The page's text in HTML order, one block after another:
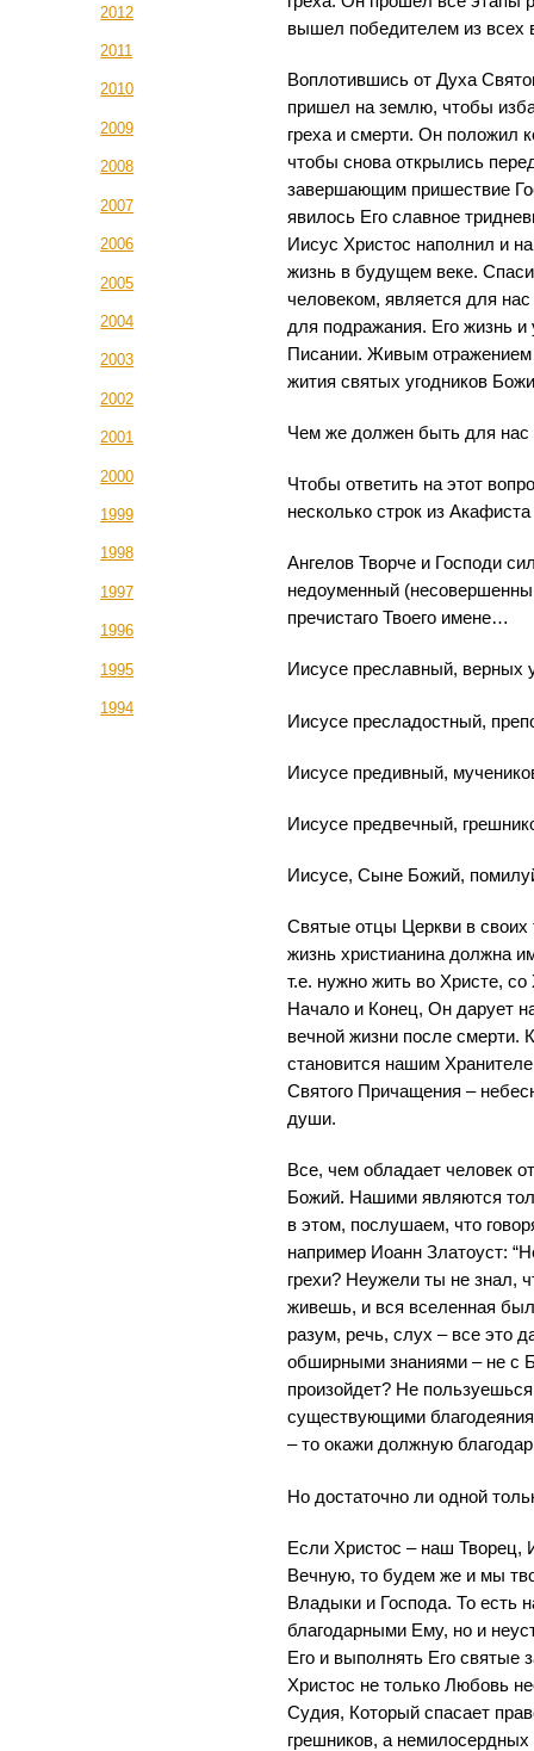
2012
2011
2010
2009
2008
2007
2006
2005
2004
2003
2002
2001
2000
1999
1998
1997
1996
1995
1994
вышел победителем из
Воплотившись от Духа
пришел на землю, чтобы
греха и смерти. Он положил
чтобы снова открылись
завершающим пришествие
явилось Его славное
Иисус Христос наполнил и
жизнь в будущем веке.
человеком, является для
для подражания. Его жизнь
Писании. Живым
жития святых угодников
Чем же должен быть для нас
Чтобы ответить на этот
несколько строк из
Ангелов Творче и Господи
недоуменный
пречистаго Твоего имене…
Иисусе преславный, верных
Иисусе пресладостный,
Иисусе предивный,
Иисусе предвечный,
Иисусе, Сыне Божий,
Святые отцы Церкви в своих
жизнь христианина должна
т.е. нужно жить во Христе,
Начало и Конец, Он дарует
вечной жизни после
становится нашим
Святого Причащения –
души.
Все, чем обладает человек
Божий. Нашими являются
в этом, послушаем, что
например Иоанн Златоуст:
грехи? Неужели ты не знал,
живешь, и вся вселенная
разум, речь, слух – все это
обширными знаниями – не с
произойдет? Не
существующими
– то окажи должную
Но достаточно ли одной
Если Христос – наш
Вечную, то будем же и мы
Владыки и Господа. То есть
благодарными Ему, но и
Его и выполнять Его святые
Христос не только Любовь
Судия, Который спасает
грешников, а